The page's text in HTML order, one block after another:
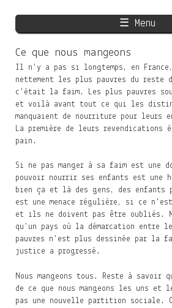
K
S
☰ Menu
Ce que nous mangeons
Il n'y a pas si longtemps, en
nettement les plus pauvres du reste
c'était la faim. Les plus pauvres
et voilà avant tout ce qui les
manquaient de nourriture pour leurs
La première de leurs
pain.
Si ne pas manger à sa faim est une
pouvoir nourrir ses enfants est une
bien ça et là des gens, des enfants
est une menace régulière, si ce
et ils ne doivent pas être oubliés.
qu'un pays où la démarcation entre
pauvres n'est plus dessinée par la
justice a progressé.
Nous mangeons tous. Reste à
de ce que nous mangeons les uns et
pas une nouvelle partition sociale.